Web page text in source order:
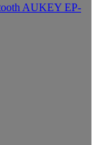
AUKEY EP-